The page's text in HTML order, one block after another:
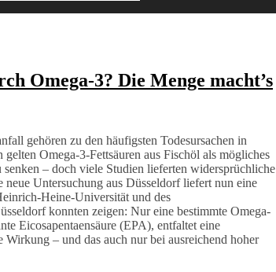
Omega-3? Die Menge macht’s
gehören zu den häufigsten Todesursachen in
gelten Omega-3-Fettsäuren aus Fischöl als mögliches
– doch viele Studien lieferten widersprüchliche
neue Untersuchung aus Düsseldorf liefert nun eine
Heine-Universität und des
konnten zeigen: Nur eine bestimmte Omega-
Eicosapentaensäure (EPA), entfaltet eine
Wirkung – und das auch nur bei ausreichend hoher